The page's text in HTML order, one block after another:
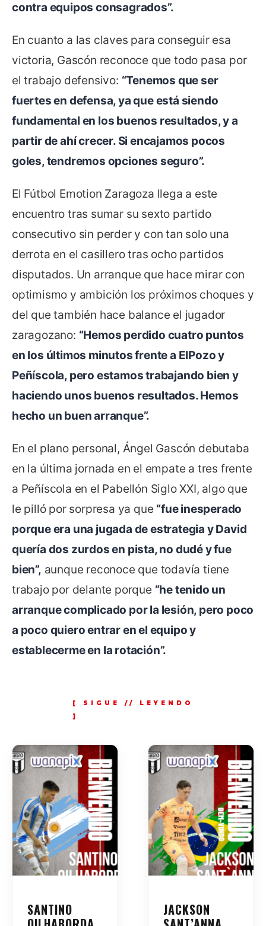
contra equipos consagrados”.
En cuanto a las claves para conseguir esa
victoria, Gascón reconoce que todo pasa por
el trabajo defensivo: “Tenemos que ser
fuertes en defensa, ya que está siendo
fundamental en los buenos resultados, y a
partir de ahí crecer. Si encajamos pocos
goles, tendremos opciones seguro”.
El Fútbol Emotion Zaragoza llega a este
encuentro tras sumar su sexto partido
consecutivo sin perder y con tan solo una
derrota en el casillero tras ocho partidos
disputados. Un arranque que hace mirar con
optimismo y ambición los próximos choques y
del que también hace balance el jugador
zaragozano: “Hemos perdido cuatro puntos
en los últimos minutos frente a ElPozo y
Peñíscola, pero estamos trabajando bien y
haciendo unos buenos resultados. Hemos
hecho un buen arranque”.
En el plano personal, Ángel Gascón debutaba
en la última jornada en el empate a tres frente
a Peñíscola en el Pabellón Siglo XXI, algo que
le pilló por sorpresa ya que “fue inesperado
porque era una jugada de estrategia y David
quería dos zurdos en pista, no dudé y fue
bien”, aunque reconoce que todavía tiene
trabajo por delante porque “he tenido un
arranque complicado por la lesión, pero poco
a poco quiero entrar en el equipo y
establecerme en la rotación”.
SANTINO
JACKSON